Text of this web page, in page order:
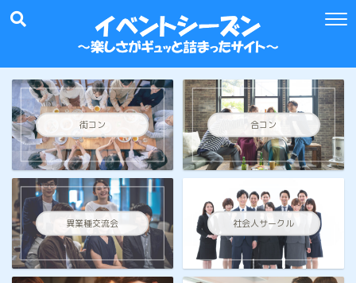
街コン 合コン
異業種交流会 社会人サークル